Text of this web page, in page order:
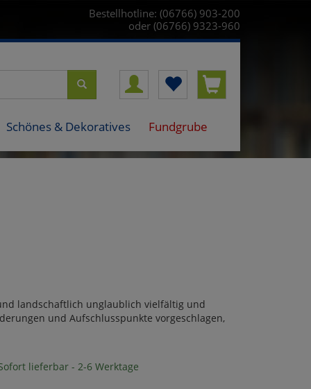
Bestellhotline: (06766) 903-200
oder (06766) 9323-960
Schönes & Dekoratives Fundgrube
landschaftlich unglaublich vielfältig und
und Aufschlusspunkte vorgeschlagen,
lieferbar - 2-6 Werktage